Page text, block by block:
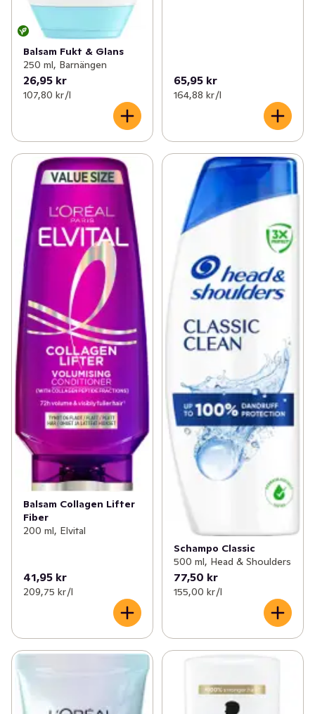
Balsam Fukt & Glans
250 ml, Barnängen
26,95 kr
107,80 kr /l
65,95 kr
164,88 kr /l
Balsam Collagen Lifter
Fiber
200 ml, Elvital
41,95 kr
209,75 kr /l
Schampo Classic
500 ml, Head & Shoulders
77,50 kr
155,00 kr /l